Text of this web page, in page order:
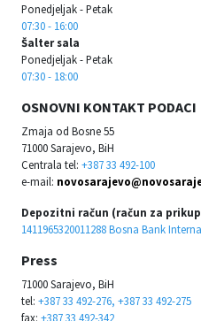
Ponedjeljak - Petak
07:30 - 16:00
Šalter sala
Ponedjeljak - Petak
07:30 - 18:00
OSNOVNI KONTAKT PODACI
Zmaja od Bosne 55
71000 Sarajevo, BiH
Centrala tel: +387 33 492-100
e-mail:
Depozitni račun (račun za
1411965320011288 Bosna Bank
Press
71000 Sarajevo, BiH
tel: +387 33 492-276, +387 33 492-275
fax: +387 33 492-342